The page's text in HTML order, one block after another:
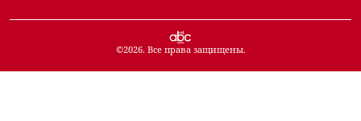
©2026. Все права защищены.